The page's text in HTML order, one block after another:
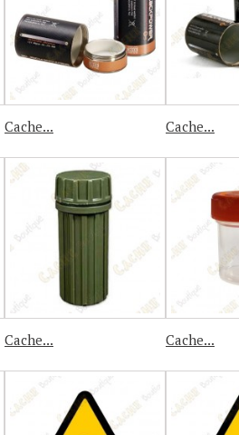
Cache... Cache...
Cache... Cache...